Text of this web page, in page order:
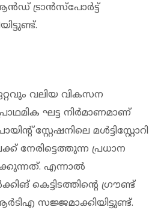
ട്രാൻസ്‌പോർട്ട്
വലിയ വികസന
ഘട്ട നിർമാണമാണ്
സ്റ്റേഷനിലെ മൾട്ടിസ്റ്റോറി
നേരിട്ടെത്തുന്ന പ്രധാന
എന്നാൽ
കെട്ടിടത്തിന്റെ ഗ്രൗണ്ട്
സജ്ജമാക്കിയിട്ടുണ്ട്.